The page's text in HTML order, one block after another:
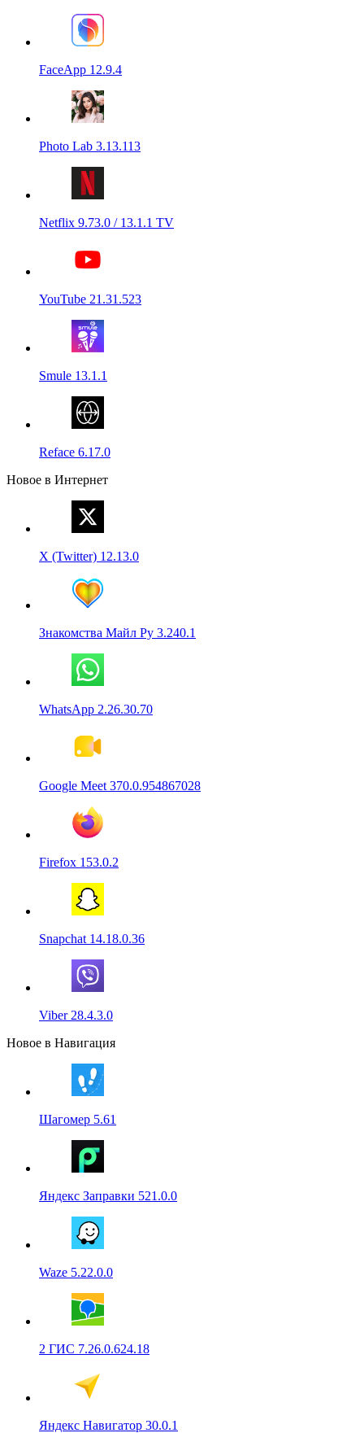
FaceApp 12.9.4
Photo Lab 3.13.113
Netflix 9.73.0 / 13.1.1 TV
YouTube 21.31.523
Smule 13.1.1
Reface 6.17.0
Новое в Интернет
X (Twitter) 12.13.0
Знакомства Майл Ру 3.240.1
WhatsApp 2.26.30.70
Google Meet 370.0.954867028
Firefox 153.0.2
Snapchat 14.18.0.36
Viber 28.4.3.0
Новое в Навигация
Шагомер 5.61
Яндекс Заправки 521.0.0
Waze 5.22.0.0
2 ГИС 7.26.0.624.18
Яндекс Навигатор 30.0.1